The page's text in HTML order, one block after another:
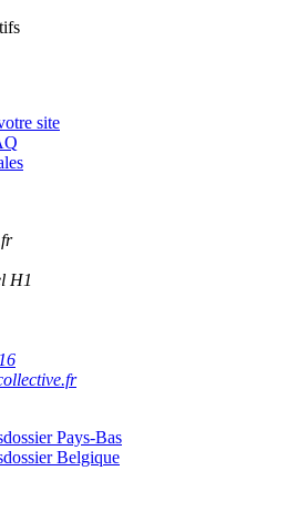
site
H1
Pays-Bas
Belgique